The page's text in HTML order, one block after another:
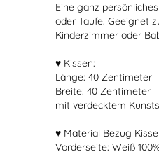
Eine ganz
oder Taufe. Geeignet
Kinderzimmer oder
♥ Kissen:
Länge: 40 Zentimeter
Breite: 40 Zentimeter
mit verdecktem
♥ Material Bezug
Vorderseite: Weiß